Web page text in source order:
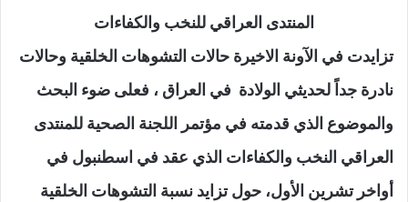
المنتدى العراقي للنخب والكفاءات
تزايدت في الآونة الاخيرة حالات التشوهات الخلقية وحالات
نادرة جداً لحديثي الولادة في العراق ، فعلى ضوء البحث
والموضوع الذي قدمته في مؤتمر اللجنة الصحية للمنتدى
العراقي النخب والكفاءات الذي عقد في اسطنبول في
أواخر تشرين الأول، حول تزايد نسبة التشوهات الخلقية